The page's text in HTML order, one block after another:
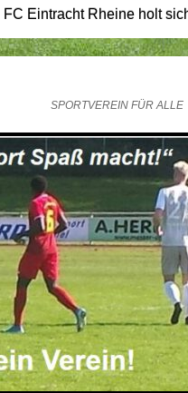
Rheine holt sich beim
SPORTVEREIN FÜR ALLE